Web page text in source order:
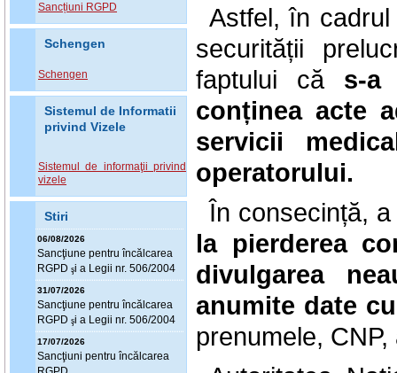
Sancțiuni RGPD
Schengen
Schengen
Sistemul de Informatii
privind Vizele
Sistemul de informaţii privind
vizele
Stiri
06/08/2026
Sancţiune pentru încălcarea
RGPD şi a Legii nr. 506/2004
31/07/2026
Sancţiune pentru încălcarea
RGPD şi a Legii nr. 506/2004
17/07/2026
Sancţiuni pentru încălcarea
Astfel, în
securității
faptului că s-a
conținea acte
servicii
operatorului.
În consecință,
la pierderea
divulgarea
anumite date
prenumele,